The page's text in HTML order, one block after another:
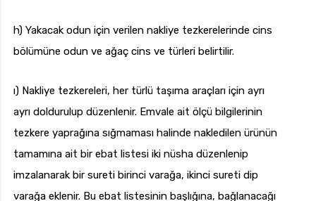
h) Yakacak odun için verilen nakliye tezkerelerinde cins
bölümüne odun ve ağaç cins ve türleri belirtilir.
ı) Nakliye tezkereleri, her türlü taşıma araçları için ayrı
ayrı doldurulup düzenlenir. Emvale ait ölçü bilgilerinin
tezkere yaprağına sığmaması halinde nakledilen ürünün
tamamına ait bir ebat listesi iki nüsha düzenlenip
imzalanarak bir sureti birinci varağa, ikinci sureti dip
varağa eklenir. Bu ebat listesinin başlığına, bağlanacağı